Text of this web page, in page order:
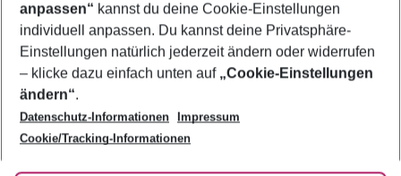
Footer
Footer navigation
Über uns
AGB
Bestpreisgarantie
Cookie-Einstellungen ändern
Cookie-Richtlinie
Agenturbetreuung
Barrierefreies Reisen
Folge uns
anpassen“ kannst du deine Cookie-Einstellungen
individuell anpassen. Du kannst deine Privatsphäre-
Einstellungen natürlich jederzeit ändern oder widerrufen
– klicke dazu einfach unten auf „Cookie-Einstellungen
ändern“.
Datenschutz-Informationen
Impressum
Cookie/Tracking-Informationen